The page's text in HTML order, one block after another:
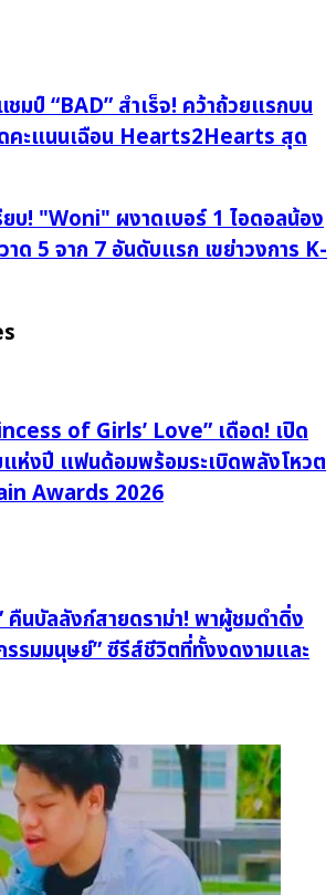
มป์ “BAD” สำเร็จ! คว้าถ้วยแรกบน
คะแนนเฉือน Hearts2Hearts สุด
ยบ! "Woni" ผงาดเบอร์ 1 ไอดอลน้อง
ด 5 จาก 7 อันดับแรก เขย่าวงการ K-
of Girls’ Love” เดือด! เปิด
ห่งปี แฟนด้อมพร้อมระเบิดพลังโหวต
Awards 2026
คืนบัลลังก์สายดราม่า! พาผู้ชมดำดิ่ง
รมมนุษย์” ซีรีส์ชีวิตที่ทั้งงดงามและ